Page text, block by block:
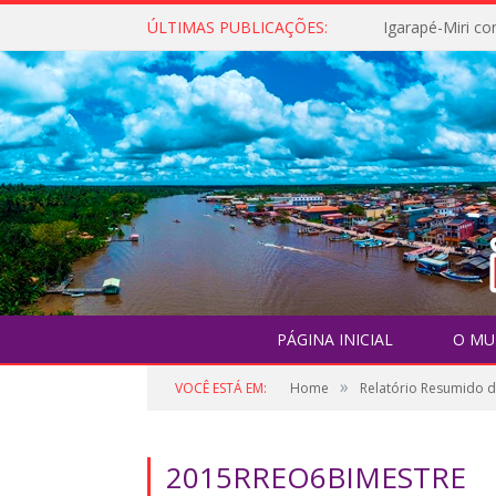
ÚLTIMAS PUBLICAÇÕES:
PÁGINA INICIAL O
VOCÊ ESTÁ EM: Home » Relatório Resumido
2015RREO6BIMESTRE